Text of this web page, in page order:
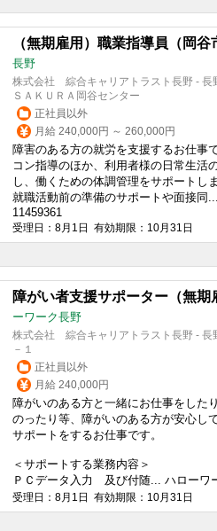
（無期雇用）職業指導員（岡谷
長野
株式会社 綜合キャリアトラスト長野 - 長
ＳＡＫＵＲＡ岡谷センター
正社員以外
月給 240,000円 ～ 260,000円
障害のある方の就労を支援するお仕事
コン指導のほか、利用者様の日常生活
し、働くための体調管理をサポートしま
就職活動前の準備のサポートや面接同
11459361
受理日：8月1日 有効期限：10月31日
障がい者支援サポーター（無期
ーワーク長野
株式会社 綜合キャリアトラスト長野 - 長
－１
正社員以外
月給 240,000円
障がいのある方と一緒にお仕事をした
のったり等、障がいのある方が安心し
サポートをするお仕事です。
＜サポートする業務内容＞
ＰＣデータ入力 及び付随... ハローワ
受理日：8月1日 有効期限：10月31日